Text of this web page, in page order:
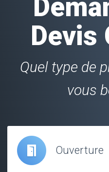
Devis
Quel type de
vous
Ouverture